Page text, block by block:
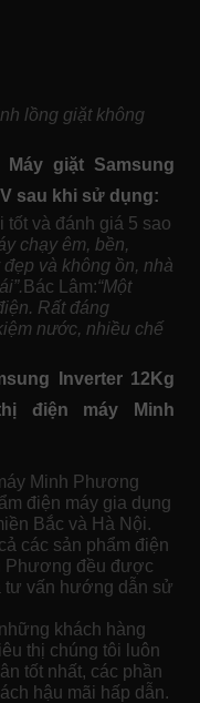
lồng giặt không
giặt Samsung
sau khi sử dụng:
tốt và đánh giá 5 sao
chạy êm, bền,
đẹp và không ồn, nhà
Bác Lâm:“Một
Rất đáng
nước, nhiều chế
Inverter 12Kg
điện máy Minh
Minh Phương
điện máy gia dụng
Bắc và Hà Nội.
các sản phẩm điện
Phương đều được
tư vấn hướng dẫn sử
khách hàng
thị chúng tôi luôn
tốt nhất, các phần
hậu mãi hấp dẫn.